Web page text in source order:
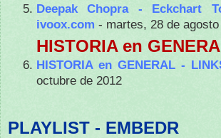
Deepak Chopra - Eckchart
ivoox.com - martes, 28 de
HISTORIA en
HISTORIA en GENERAL -
octubre de 2012
PLAYLIST - EMBEDR